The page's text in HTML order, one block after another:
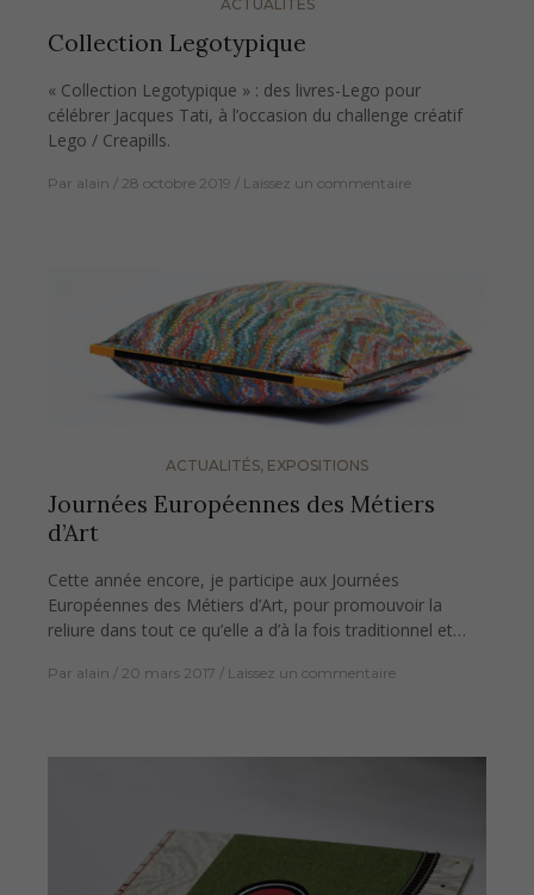
ACTUALITÉS
Collection Legotypique
« Collection Legotypique » : des livres-Lego pour
célébrer Jacques Tati, à l’occasion du challenge créatif
Lego / Creapills.
Par alain 28 octobre 2019 Laissez un commentaire
ACTUALITÉS, EXPOSITIONS
Journées Européennes des Métiers
d’Art
Cette année encore, je participe aux Journées
Européennes des Métiers d’Art, pour promouvoir la
reliure dans tout ce qu’elle a d’à la fois traditionnel et…
Par alain 20 mars 2017 Laissez un commentaire